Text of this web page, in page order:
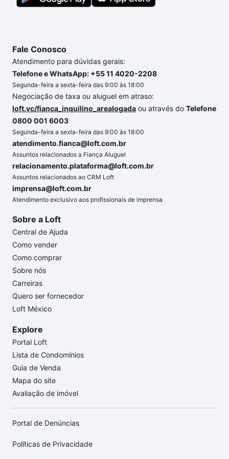
Fale Conosco
Atendimento para dúvidas gerais:
Telefone e WhatsApp: +55 11 4020-2208
Segunda-feira a sexta-feira das 9:00 às 18:00
Negociação de taxa ou aluguel em atraso:
loft.vc/fianca_inquilino_arealogada ou através do Telefone
0800 001 6003
Segunda-feira a sexta-feira das 9:00 às 18:00
atendimento.fianca@loft.com.br
Assuntos relacionados a Fiança Aluguel
relacionamento.plataforma@loft.com.br
Assuntos relacionados ao CRM Loft
imprensa@loft.com.br
Atendimento exclusivo aos profissionais de imprensa
Sobre a Loft
Central de Ajuda
Como vender
Como comprar
Sobre nós
Carreiras
Quero ser fornecedor
Loft México
Explore
Portal Loft
Lista de Condomínios
Guia de Venda
Mapa do site
Avaliação de imóvel
Portal de Denúncias
Políticas de Privacidade